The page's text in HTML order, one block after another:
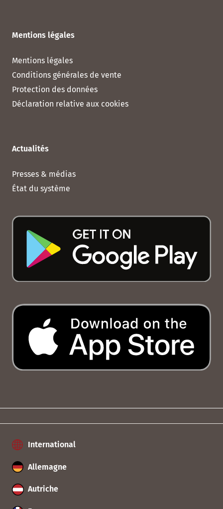
Mentions légales
Mentions légales
Conditions générales de vente
Protection des données
Déclaration relative aux cookies
Actualités
Presses & médias
État du système
International
Allemagne
Autriche